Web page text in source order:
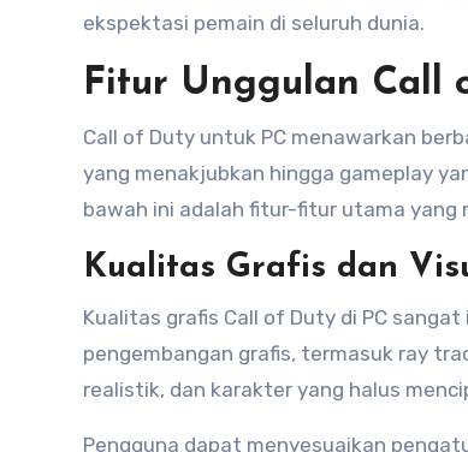
ekspektasi pemain di seluruh dunia.
Fitur Unggulan Call
Call of Duty untuk PC menawarkan
yang menakjubkan hingga gameplay
bawah ini adalah fitur-fitur utama yang
Kualitas Grafis dan
Kualitas grafis Call of Duty di PC
pengembangan grafis, termasuk ray
realistik, dan karakter yang halus
Pengguna dapat menyesuaikan